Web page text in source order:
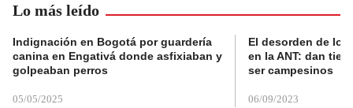
Lo más leído
Indignación en Bogotá por guardería
canina en Engativá donde asfixiaban y
golpeaban perros
05/05/2025
El desorden de
en la ANT: dan
ser campesinos
06/09/2023